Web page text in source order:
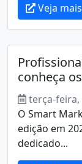
Veja mais
conheça
terça-feira,
O Smart
edição em
dedicado...